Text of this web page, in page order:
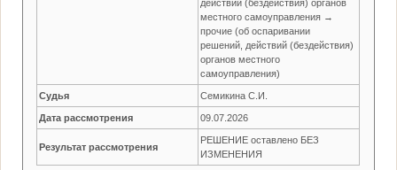
действий (бездействия) органов
местного самоуправления →
прочие (об оспаривании
решений, действий (бездействия)
органов местного
самоуправления)
Судья Семикина С.И.
Дата рассмотрения 09.07.2026
Результат рассмотрения
РЕШЕНИЕ оставлено БЕЗ
ИЗМЕНЕНИЯ